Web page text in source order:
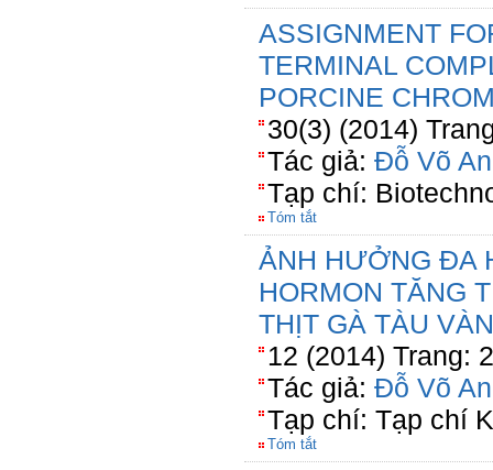
ASSIGNMENT
TERMINAL
PORCINE
30(3) (2014)
Tác giả: Đỗ Võ
Tạp chí:
Tóm tắt
ẢNH HƯỞNG ĐA
HORMON TĂNG
THỊT GÀ TÀU
12 (2014) Trang:
Tác giả: Đỗ Võ
Tạp chí: Tạp chí
Tóm tắt